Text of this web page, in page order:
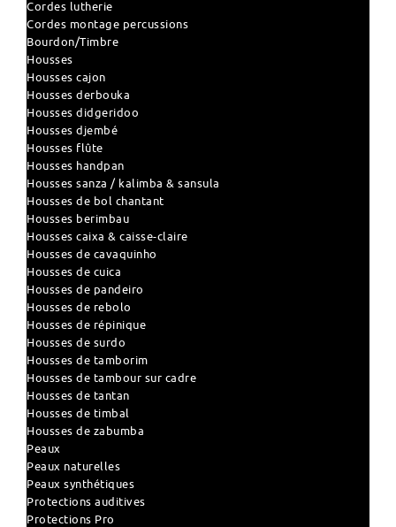
Cordes lutherie
Cordes montage percussions
Bourdon/Timbre
Housses
Housses cajon
Housses derbouka
Housses didgeridoo
Housses djembé
Housses flûte
Housses handpan
Housses sanza / kalimba & sansula
Housses de bol chantant
Housses berimbau
Housses caixa & caisse-claire
Housses de cavaquinho
Housses de cuica
Housses de pandeiro
Housses de rebolo
Housses de répinique
Housses de surdo
Housses de tamborim
Housses de tambour sur cadre
Housses de tantan
Housses de timbal
Housses de zabumba
Peaux
Peaux naturelles
Peaux synthétiques
Protections auditives
Protections Pro